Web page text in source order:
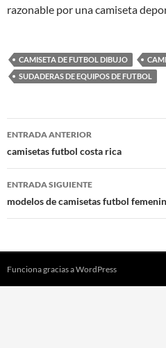
razonable por una camiseta
CAMISETA DE FUTBOL DIBUJO
SUDADERAS DE EQUIPOS DE FUTBOL
Navegación
de
entradas
ENTRADA ANTERIOR
camisetas futbol costa rica
ENTRADA SIGUIENTE
modelos de camisetas futbol
Funciona gracias a WordPress